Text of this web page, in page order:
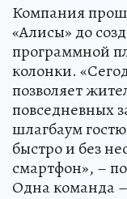
Компания
«Алисы» до
программной
колонки.
позволяет
повседневных
шлагбаум
быстро и без
смартфон», –
Одна команда